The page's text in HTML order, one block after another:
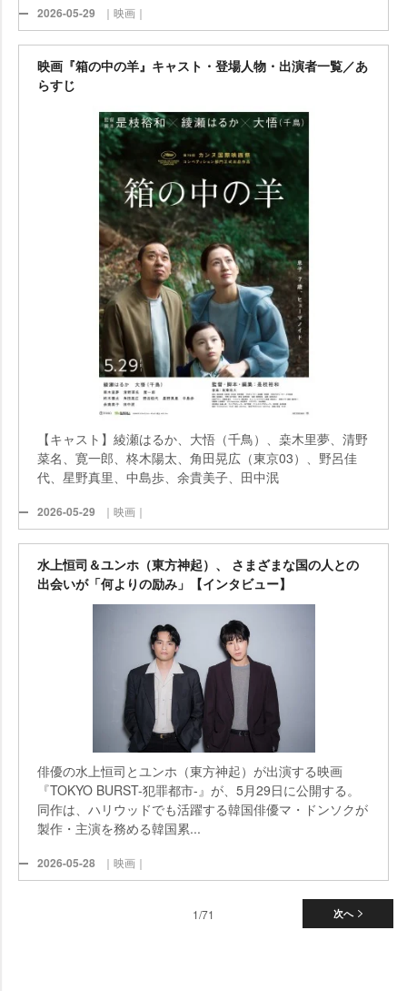
2026-05-29 ｜映画｜
映画『箱の中の羊』キャスト・登場人物・出演者一覧／あ
らすじ
【キャスト】綾瀬はるか、大悟（千鳥）、桒木里夢、清野
菜名、寛一郎、柊木陽太、角田晃広（東京03）、野呂佳
代、星野真里、中島歩、余貴美子、田中泯
2026-05-29 ｜映画｜
水上恒司＆ユンホ（東方神起）、 さまざまな国の人との
出会いが「何よりの励み」【インタビュー】
俳優の水上恒司とユンホ（東方神起）が出演する映画
『TOKYO BURST-犯罪都市-』が、5月29日に公開する。
同作は、ハリウッドでも活躍する韓国俳優マ・ドンソクが
製作・主演を務める韓国累...
2026-05-28 ｜映画｜
次へ
1/71